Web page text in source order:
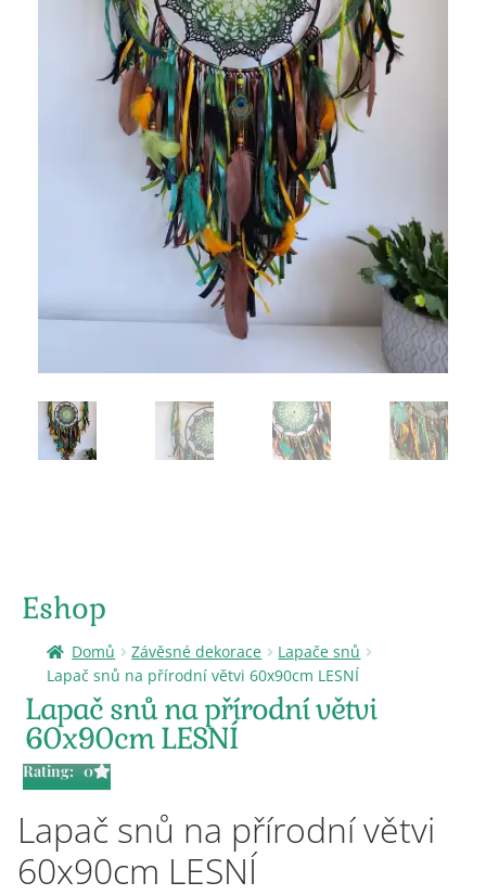
Eshop
Domů Závěsné dekorace
Lapače snů
Lapač snů na přírodní větvi 60x90cm LESNÍ
Lapač snů na přírodní větvi
60x90cm LESNÍ
Rating: 0
Lapač snů na přírodní větvi
60x90cm LESNÍ